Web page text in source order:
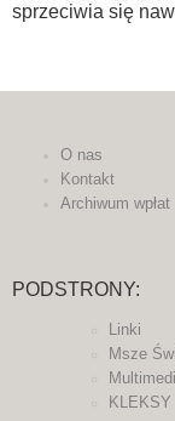
sprzeciwia się
O nas
Kontakt
Archiwum wpłat
PODSTRONY:
Linki
Msze
KLEKSY